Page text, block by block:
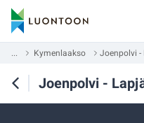
... Kymenlaakso Joenpolvi -
Joenpolvi -